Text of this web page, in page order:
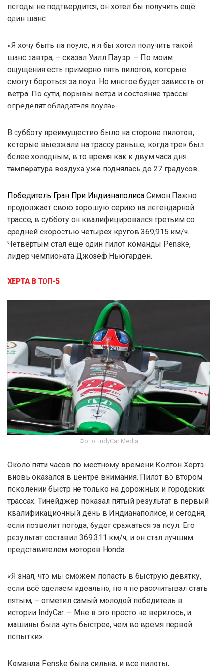
погоды не подтвердится, он хотел бы получить ещё
один шанс.
«Я хочу быть на поуле, и я бы хотел получить такой
шанс завтра, – сказал Уилл Пауэр. – По моим
ощущения есть примерно пять пилотов, которые
смогут бороться за поул. Но многое будет зависеть от
ветра. По сути, порывы ветра и состояние трассы
определят обладателя поула».
В субботу преимущество было на стороне пилотов,
которые выезжали на трассу раньше, когда трек был
более холодным, в то время как к двум часа дня
температура воздуха уже поднялась до 27 градусов.
Победитель Гран При Индианаполиса Симон Пажно
продолжает свою хорошую серию на легендарной
трассе, в субботу он квалифицировался третьим со
средней скоростью четырёх кругов 369,915 км/ч.
Четвёртым стал ещё один пилот команды Penske,
лидер чемпионата Джозеф Ньюгарден.
ХЕРТА В ТОП-5
Фото: IndyCar Media
Около пяти часов по местному времени Колтон Херта
вновь оказался в центре внимания. Пилот во втором
поколении быстр не только на дорожных и городских
трассах. Тинейджер показал пятый результат в первый
квалификационный день в Индианаполисе, и сегодня,
если позволит погода, будет сражаться за поул. Его
результат составил 369,311 км/ч, и он стал лучшим
представителем моторов Honda.
«Я знал, что мы сможем попасть в быструю девятку,
если всё сделаем идеально, но я не рассчитывал стать
пятым, – отметил самый молодой победитель в
истории IndyCar. – Мне в это просто не верилось, и
машины была чуть быстрее, чем во время первой
попытки».
Команда Penske была сильна, и все пилоты,